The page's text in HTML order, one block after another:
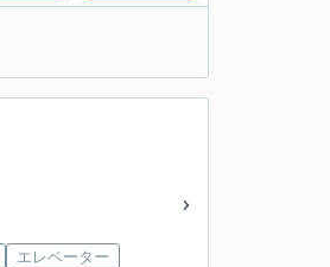
エレベーター